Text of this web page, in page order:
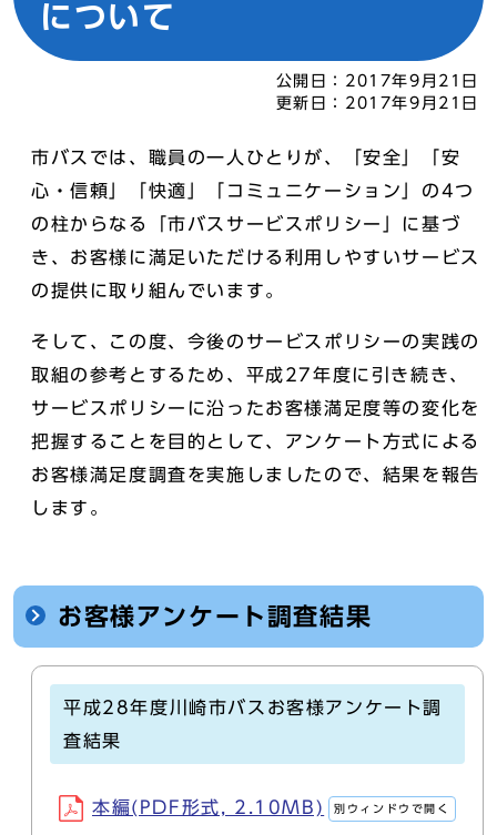
について
公開日： 2017年9月21日
更新日： 2017年9月21日
市バスでは、職員の一人ひとりが、「安全」「安
心・信頼」「快適」「コミュニケーション」の4つ
の柱からなる「市バスサービスポリシー」に基づ
き、お客様に満足いただける利用しやすいサービス
の提供に取り組んでいます。
そして、この度、今後のサービスポリシーの実践の
取組の参考とするため、平成27年度に引き続き、
サービスポリシーに沿ったお客様満足度等の変化を
把握することを目的として、アンケート方式による
お客様満足度調査を実施しましたので、結果を報告
します。
お客様アンケート調査結果
平成28年度川崎市バスお客様アンケート調
査結果
本編(PDF形式, 2.10MB) 別ウィンドウで開く